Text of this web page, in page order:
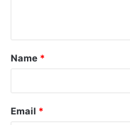
Name *
Email *